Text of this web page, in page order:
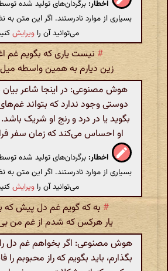
اخطار: برگردان‌های تولید شده
بسیاری از موارد نادرستند. اگر این متن
می‌توانید آن را ویرایش
# نیست یاری که بگویم غم
زین دیارم به همین واسطه
هوش مصنوعی: در اینجا شاعر
دوستی وجود ندارد که بتواند غم‌های
بگوید یا در درد و رنج او شریک
او احساس می‌کند که زمان سفر
اخطار: برگردان‌های تولید شده
بسیاری از موارد نادرستند. اگر این متن
می‌توانید آن را ویرایش
# به که گویم غم دل پیش که
یار هرکس که شدم از غم من
هوش مصنوعی: اگر بخواهم غم دل
بگذارم، باید بگویم که راز محبوبم را